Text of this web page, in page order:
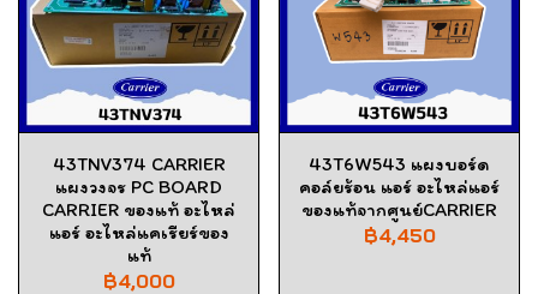
43TNV374 CARRIER
แผงวงจร PC BOARD
CARRIER ของแท้ อะไหล่
แอร์ อะไหล่แคเรียร์ของ
แท้
฿4,000
43T6W543 แผงบอร์ด
คอล์ยร้อน แอร์ อะไหล่แอร์
ของแท้จากศูนย์CARRIER
฿4,450